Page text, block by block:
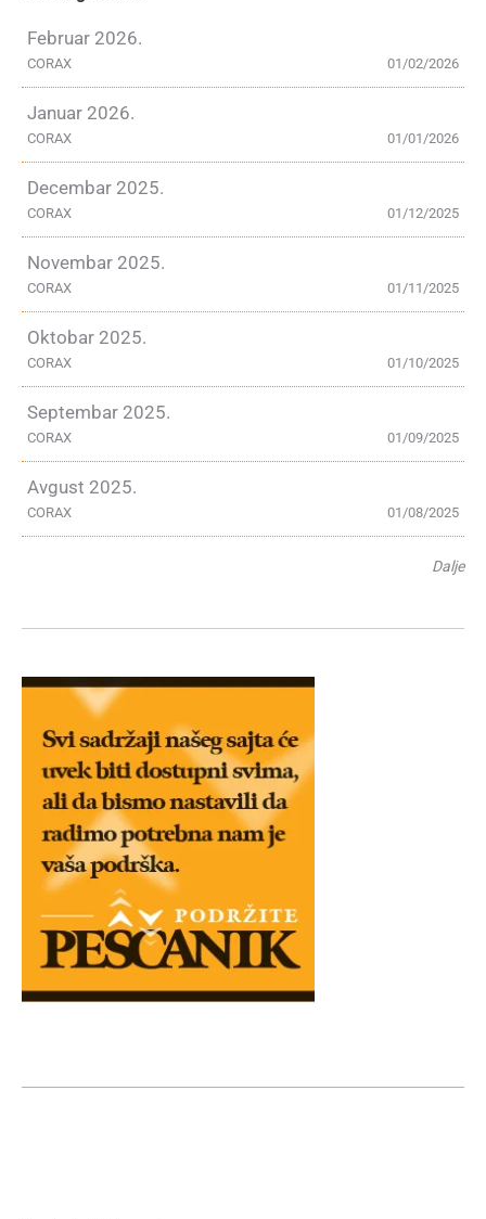
Februar 2026.
01/02/2026
CORAX
Januar 2026.
01/01/2026
CORAX
Decembar 2025.
01/12/2025
CORAX
Novembar 2025.
01/11/2025
CORAX
Oktobar 2025.
01/10/2025
CORAX
Septembar 2025.
01/09/2025
CORAX
Avgust 2025.
01/08/2025
CORAX
Dalje